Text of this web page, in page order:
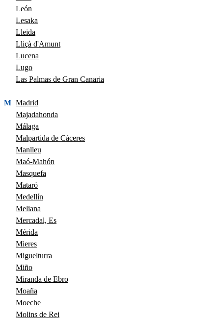
León
Lesaka
Lleida
Lliçà d'Amunt
Lucena
Lugo
Las Palmas de Gran Canaria
M Madrid
Majadahonda
Málaga
Malpartida de Cáceres
Manlleu
Maó-Mahón
Masquefa
Mataró
Medellín
Meliana
Mercadal, Es
Mérida
Mieres
Miguelturra
Miño
Miranda de Ebro
Moaña
Moeche
Molins de Rei